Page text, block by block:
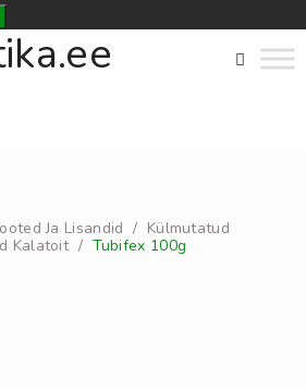
Ja Lisandid / Külmutatud
Kalatoit/ Tubifex 100g